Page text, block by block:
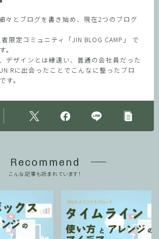
々とブログを書き始め、現在2つのブログ
限定コミュニティ「JIN BLOG CAMP」 で
。
デザインとは縁遠い、普通の会社員だった
に出会ったことでこんなに整ったブロ
す。
Recommend
こんな記事も読まれています！